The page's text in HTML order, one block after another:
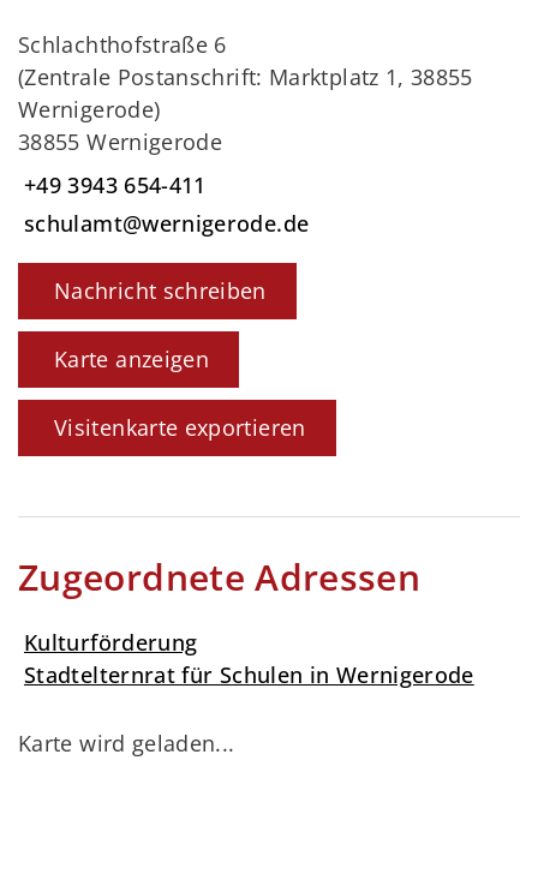
Schlachthofstraße 6
(Zentrale Postanschrift: Marktplatz 1, 38855
Wernigerode)
38855 Wernigerode
+49 3943 654-411
schulamt@wernigerode.de
Nachricht schreiben
Karte anzeigen
Visitenkarte exportieren
Zugeordnete Adressen
Kulturförderung
Stadtelternrat für Schulen in Wernigerode
Karte wird geladen...